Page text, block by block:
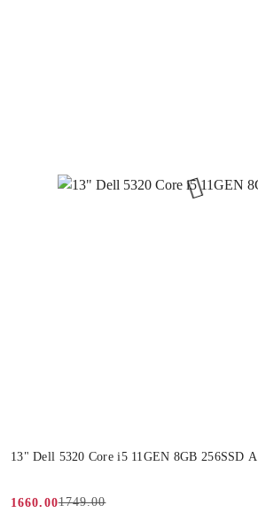
13" Dell 5320 Core i5 11GEN 8GB 256SSD A
1660.001749.00